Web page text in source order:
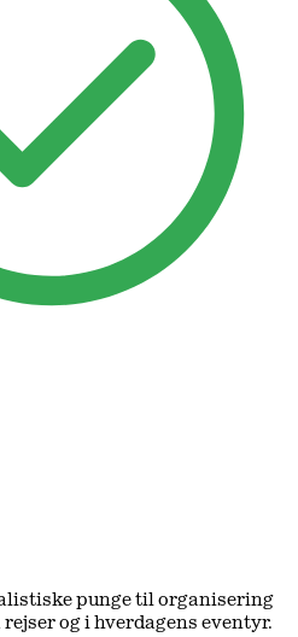
punge til organisering
og i hverdagens eventyr.